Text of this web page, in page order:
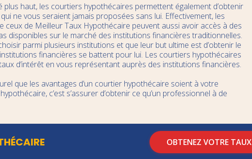
haut, les courtiers hypothécaires permettent également d’obtenir
ne vous seraient jamais proposées sans lui. Effectivement, les
ceux de Meilleur Taux Hypothécaire peuvent aussi avoir accès à des
disponibles sur le marché des institutions financières traditionnelles.
parmi plusieurs institutions et que leur but ultime est d’obtenir le
financières se battent pour lui. Les courtiers hypothécaires
d’intérêt en vous représentant auprès des institutions financières.
que les avantages d’un courtier hypothécaire soient à votre
c’est s’assurer d’obtenir ce qu’un professionnel à de
OBTENEZ VOTRE TAUX